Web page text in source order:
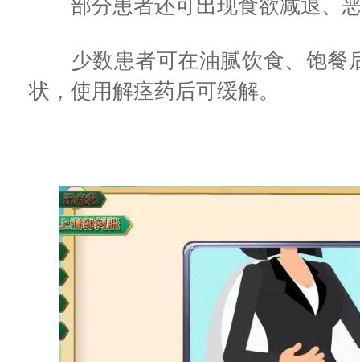
部分患者还可出现食欲减退、
少数患者可在油腻饮食、饱餐
状，使用解痉药后可缓解。